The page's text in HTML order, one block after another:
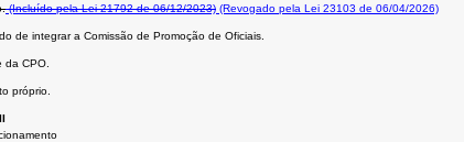
(Incluído pela Lei 21792 de 06/12/2023) (Revogado pela Lei 23103 de 06/04/2026)
de integrar a Comissão de Promoção de Oficiais.
CPO.
próprio.